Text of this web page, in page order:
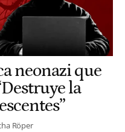
neonazi que
la
Röper